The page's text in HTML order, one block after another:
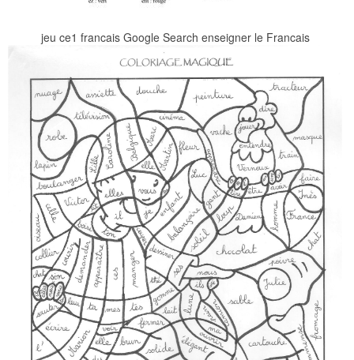
jeu ce1 francais Google Search enseigner le Francais